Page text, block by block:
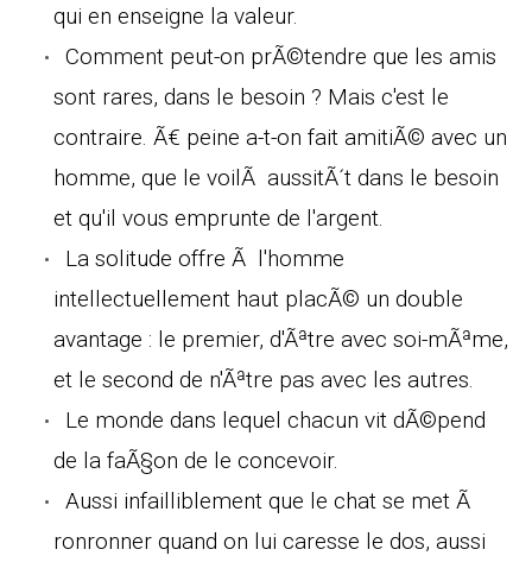
qui en enseigne la valeur.
Comment peut-on prÃ©tendre que les amis
sont rares, dans le besoin ? Mais c'est le
contraire. Ã€ peine a-t-on fait amitiÃ© avec un
homme, que le voilÃ aussitÃ´t dans le besoin
et qu'il vous emprunte de l'argent.
La solitude offre Ã l'homme
intellectuellement haut placÃ© un double
avantage : le premier, d'Ãªtre avec soi-mÃªme,
et le second de n'Ãªtre pas avec les autres.
Le monde dans lequel chacun vit dÃ©pend
de la faÃ§on de le concevoir.
Aussi infailliblement que le chat se met Ã
ronronner quand on lui caresse le dos, aussi